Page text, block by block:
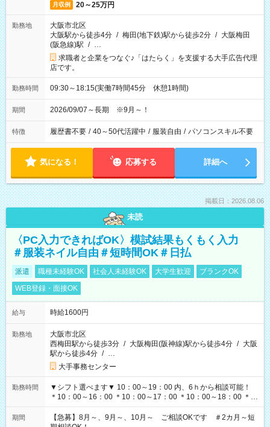
月収例 20～25万円
勤務地
大阪市北区
大阪駅から徒歩4分 / 梅田(地下鉄)駅から徒歩2分 / 大阪梅田
(阪急線)駅 / …
求職者と企業をつなぐ♪「はたらく」を支援する大手広告代理
店です。
勤務時間 09:30～18:15(実働7時間45分 休憩1時間)
期間 2026/09/07～長期 ※9月～！
特徴 履歴書不要 / 40～50代活躍中 / 服装自由 / パソコンスキル不要
気になる！ 応募する 詳細へ
掲載日：2026.08.06
未読
〈PC入力できればOK〉模試結果もくもく入力
＃服装ネイル自由＃短時間OK＃日払
派遣 職種未経験OK 社会人未経験OK 大学生歓迎
ブランクOK
WEB登録・面接OK
給与 時給1600円
勤務地
大阪市北区
西梅田駅から徒歩3分 / 大阪梅田(阪神線)駅から徒歩4分 / 大阪
駅から徒歩4分 / …
大手事務センター
勤務時間
▼シフト選べます▼ 10：00～19：00 内、6ｈから相談可能！
＊10：00～16：00 ＊10：00～17：00 ＊10：00～18：00 ＊
11：00～19：00 ＊12：00～19：00 ＊13：00～19：00
期間
【急募】8月～、9月～、10月～ ご相談OKです ＃2カ月～短